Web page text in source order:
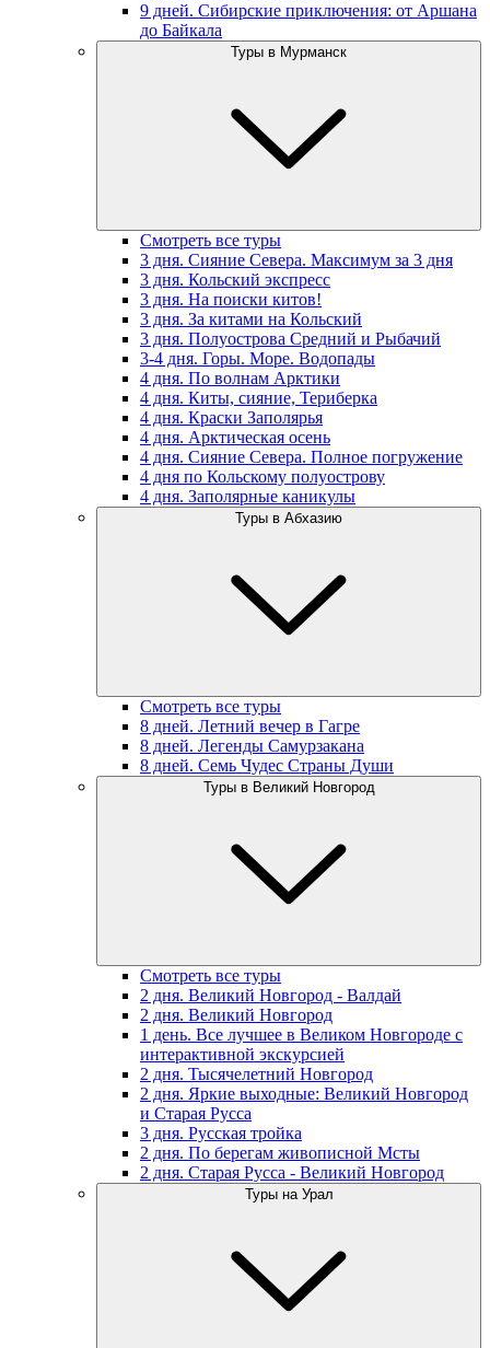
9 дней. Сибирские приключения: от Аршана
до Байкала
Туры в Мурманск
Смотреть все туры
3 дня. Сияние Севера. Максимум за 3 дня
3 дня. Кольский экспресс
3 дня. На поиски китов!
3 дня. За китами на Кольский
3 дня. Полуострова Средний и Рыбачий
3-4 дня. Горы. Море. Водопады
4 дня. По волнам Арктики
4 дня. Киты, сияние, Териберка
4 дня. Краски Заполярья
4 дня. Арктическая осень
4 дня. Сияние Севера. Полное погружение
4 дня по Кольскому полуострову
4 дня. Заполярные каникулы
Туры в Абхазию
Смотреть все туры
8 дней. Летний вечер в Гагре
8 дней. Легенды Самурзакана
8 дней. Семь Чудес Страны Души
Туры в Великий Новгород
Смотреть все туры
2 дня. Великий Новгород - Валдай
2 дня. Великий Новгород
1 день. Все лучшее в Великом Новгороде с
интерактивной экскурсией
2 дня. Тысячелетний Новгород
2 дня. Яркие выходные: Великий Новгород
и Старая Русса
3 дня. Русская тройка
2 дня. По берегам живописной Мсты
2 дня. Старая Русса - Великий Новгород
Туры на Урал